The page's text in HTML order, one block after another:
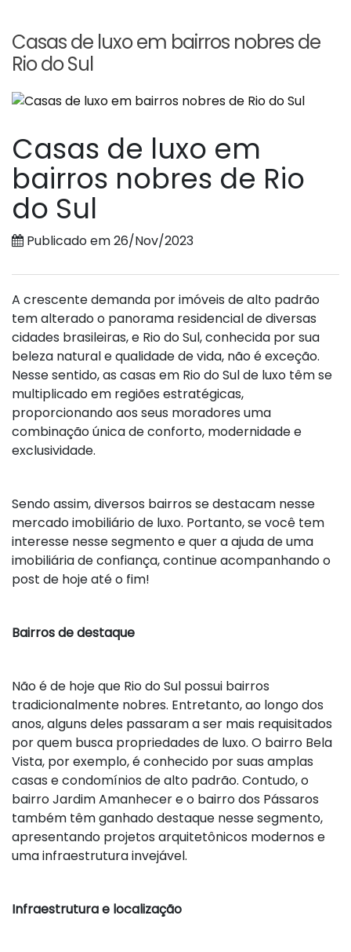
Casas de luxo em bairros nobres de
Rio do Sul
Casas de luxo em
bairros nobres de Rio
do Sul
Publicado em 26/Nov/2023
A crescente demanda por imóveis de alto padrão
tem alterado o panorama residencial de diversas
cidades brasileiras, e Rio do Sul, conhecida por sua
beleza natural e qualidade de vida, não é exceção.
Nesse sentido, as casas em Rio do Sul de luxo têm se
multiplicado em regiões estratégicas,
proporcionando aos seus moradores uma
combinação única de conforto, modernidade e
exclusividade.
Sendo assim, diversos bairros se destacam nesse
mercado imobiliário de luxo. Portanto, se você tem
interesse nesse segmento e quer a ajuda de uma
imobiliária de confiança, continue acompanhando o
post de hoje até o fim!
Bairros de destaque
Não é de hoje que Rio do Sul possui bairros
tradicionalmente nobres. Entretanto, ao longo dos
anos, alguns deles passaram a ser mais requisitados
por quem busca propriedades de luxo. O bairro Bela
Vista, por exemplo, é conhecido por suas amplas
casas e condomínios de alto padrão. Contudo, o
bairro Jardim Amanhecer e o bairro dos Pássaros
também têm ganhado destaque nesse segmento,
apresentando projetos arquitetônicos modernos e
uma infraestrutura invejável.
Infraestrutura e localização